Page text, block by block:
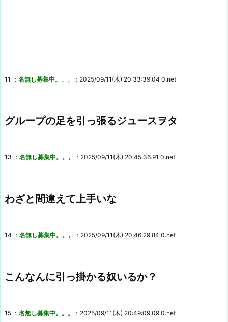
11 ： 名無し募集中。。。 ：2025/09/11(木) 20:33:39.04 0.net
グループの足を引っ張るジュースヲタ
13 ： 名無し募集中。。。 ：2025/09/11(木) 20:45:36.91 0.net
わざと間違えて上手いな
14 ： 名無し募集中。。。 ：2025/09/11(木) 20:46:29.84 0.net
こんなんに引っ掛かる奴いるか？
15 ： 名無し募集中。。。 ：2025/09/11(木) 20:49:09.09 0.net